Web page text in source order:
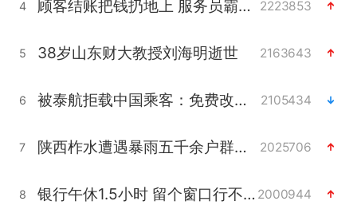
4 顾客结账把钱扔地上 服务员霸气扔回 2223853
5 38岁山东财大教授刘海明逝世 2163643
6 被泰航拒载中国乘客：免费改签没兑现 2105434
7 陕西柞水遭遇暴雨五千余户群众转移 2025706
8 银行午休1.5小时 留个窗口行不行 2000944